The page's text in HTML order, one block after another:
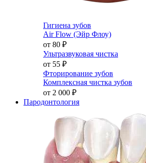
Гигиена зубов
Air Flow (Эйр Флоу)
от 80 ₽
Ультразвуковая чистка
от 55 ₽
Фторирование зубов
Комплексная чистка зубов
от 2 000 ₽
Пародонтология